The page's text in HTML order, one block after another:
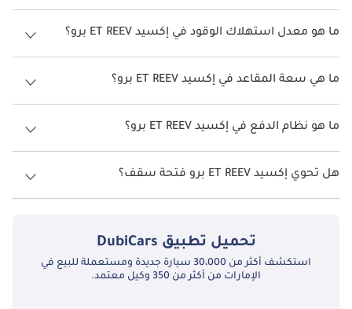
سعر إكسيد ET REEV برو هو درهم 179,999.
ما هو معدل استهلاك الوقود في إكسيد ET REEV برو؟
يبلغ معدل استهلاك الوقود المقترح من الشركة المصنعة لسيارة إكسيد ET
2026 من 20 كم/ليتر.
ما هي سعة المقاعد في إكسيد ET REEV برو؟
تتسع إكسيد ET REEV برو لأ 5 أشخاص.
ما هو نظام الدفع في إكسيد ET REEV برو؟
نظام الدفع في إكسيد ET All Wheel Drive REEV برو.
هل تحوي إكسيد ET REEV برو فتحة سقف؟
نعم توفر إكسيد ET REEV برو فتحة السقف كخيار.
تحميل تطبيق DubiCars
استكشف أكثر من 30،000 سيارة جديدة ومستعملة للبيع في
الإمارات من أكثر من 350 وكيل معتمد.